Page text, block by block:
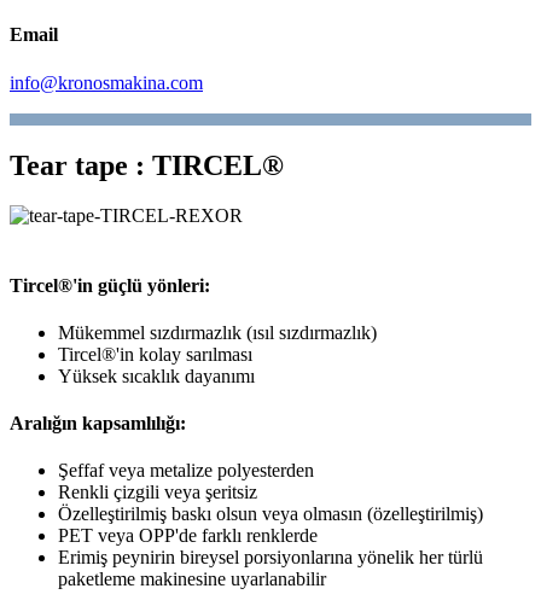
Email
info@kronosmakina.com
Tear tape : TIRCEL®
Tircel®'in güçlü yönleri:
Mükemmel sızdırmazlık (ısıl sızdırmazlık)
Tircel®'in kolay sarılması
Yüksek sıcaklık dayanımı
Aralığın kapsamlılığı:
Şeffaf veya metalize polyesterden
Renkli çizgili veya şeritsiz
Özelleştirilmiş baskı olsun veya olmasın (özelleştirilmiş)
PET veya OPP'de farklı renklerde
Erimiş peynirin bireysel porsiyonlarına yönelik her türlü
paketleme makinesine uyarlanabilir